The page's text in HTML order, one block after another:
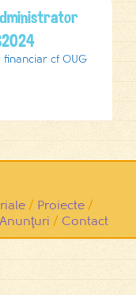
cf OUG
/ Proiecte /
Anunţuri / Contact